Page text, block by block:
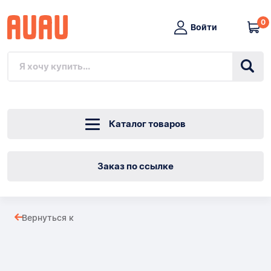
Войти
0
Каталог товаров
Заказ по ссылке
Вернуться к